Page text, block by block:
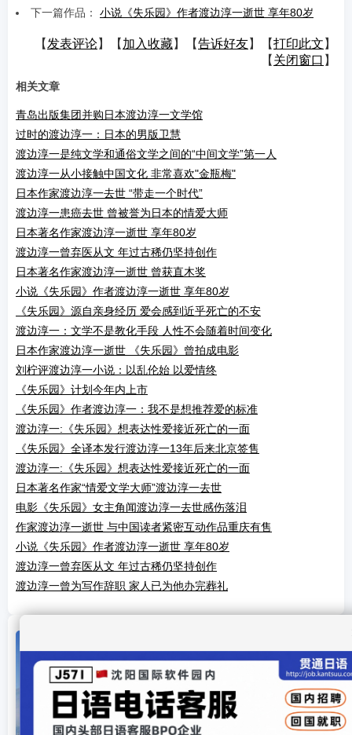
下一篇作品： 小说《失乐园》作者渡边淳一逝世 享年80岁
【 发表评论】【 加入收藏】【告诉好友】【打印此文 】
【 关闭窗口 】
相关文章
青岛出版集团并购日本渡边淳一文学馆
过时的渡边淳一：日本的男版卫慧
渡边淳一是纯文学和通俗文学之间的“中间文学”第一人
渡边淳一从小接触中国文化 非常喜欢"金瓶梅"
日本作家渡边淳一去世 “带走一个时代”
渡边淳一患癌去世 曾被誉为日本的情爱大师
日本著名作家渡边淳一逝世 享年80岁
渡边淳一曾弃医从文 年过古稀仍坚持创作
日本著名作家渡边淳一逝世 曾获直木奖
小说《失乐园》作者渡边淳一逝世 享年80岁
《失乐园》源自亲身经历 爱会感到近乎死亡的不安
渡边淳一：文学不是教化手段 人性不会随着时间变化
日本作家渡边淳一逝世 《失乐园》曾拍成电影
刘柠评渡边淳一小说：以乱伦始 以爱情终
《失乐园》计划今年内上市
《失乐园》作者渡边淳一：我不是想推荐爱的标准
渡边淳一:《失乐园》想表达性爱接近死亡的一面
《失乐园》全译本发行渡边淳一13年后来北京签售
渡边淳一:《失乐园》想表达性爱接近死亡的一面
日本著名作家“情爱文学大师”渡边淳一去世
电影《失乐园》女主角闻渡边淳一去世感伤落泪
作家渡边淳一逝世 与中国读者紧密互动作品重庆有售
小说《失乐园》作者渡边淳一逝世 享年80岁
渡边淳一曾弃医从文 年过古稀仍坚持创作
渡边淳一曾为写作辞职 家人已为他办完葬礼